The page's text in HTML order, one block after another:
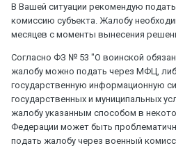
В Вашей ситуации рекомендую
комиссию субъекта. Жалобу
месяцев с моменты вынесения
Согласно ФЗ № 53 "О воинской
жалобу можно подать через МФЦ,
государственную информационную
государственных и муниципальных
жалобу указанным способом в
Федерации может быть
подать жалобу через военный